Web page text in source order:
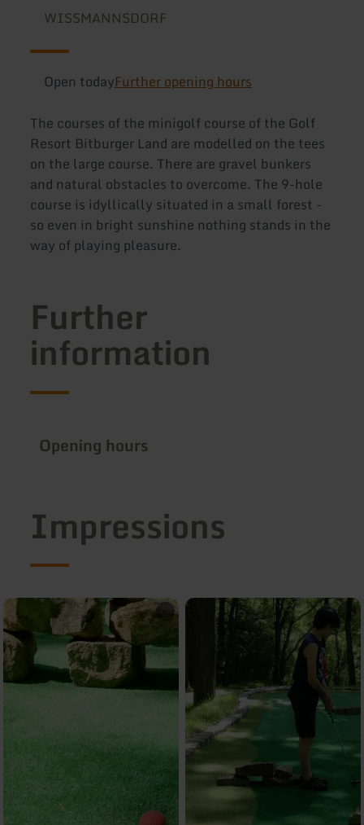
WISSMANNSDORF
Open todayFurther opening hours
The courses of the minigolf course of the Golf
Resort Bitburger Land are modelled on the tees
on the large course. There are gravel bunkers
and natural obstacles to overcome. The 9-hole
course is idyllically situated in a small forest -
so even in bright sunshine nothing stands in the
way of playing pleasure.
Further
information
Opening hours
Impressions